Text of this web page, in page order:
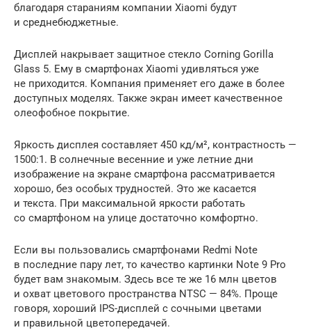
благодаря стараниям компании Xiaomi будут
и среднебюджетные.
Дисплей накрывает защитное стекло Corning Gorilla
Glass 5. Ему в смартфонах Xiaomi удивляться уже
не приходится. Компания применяет его даже в более
доступных моделях. Также экран имеет качественное
олеофобное покрытие.
Яркость дисплея составляет 450 кд/м², контрастность —
1500:1. В солнечные весенние и уже летние дни
изображение на экране смартфона рассматривается
хорошо, без особых трудностей. Это же касается
и текста. При максимальной яркости работать
со смартфоном на улице достаточно комфортно.
Если вы пользовались смартфонами Redmi Note
в последние пару лет, то качество картинки Note 9 Pro
будет вам знакомым. Здесь все те же 16 млн цветов
и охват цветового пространства NTSC — 84%. Проще
говоря, хороший IPS-дисплей с сочными цветами
и правильной цветопередачей.